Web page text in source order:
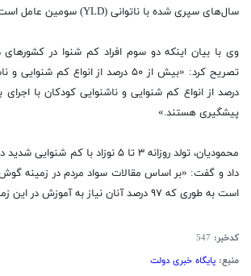
سال‌های سپری شده با ناتوانی (YLD) سومین عامل است.»
وی با بیان اینکه دو سوم افراد کم شنوا در
درصد از انواع کم شنوایی و ناشنوایی کودکان با اجرای
پیشگیری هستند.»
محمودیان، تولد روزانه ۳ تا ۵ نوزاد با کم
داد و گفت: «بر اساس مقالات سواد مردم در زمینه
است به طوری که ۹۷ درصد آنان نیاز به آموزش در این زمینه دارند.»
کدخبر: 547
منبع: پایگاه خبری دولت